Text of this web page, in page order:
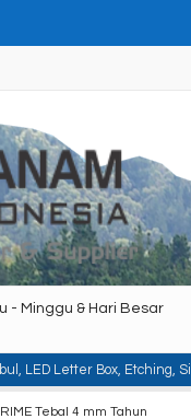
- Minggu & Hari Besar
Box, Etching,
Tebal 4 mm Tahun